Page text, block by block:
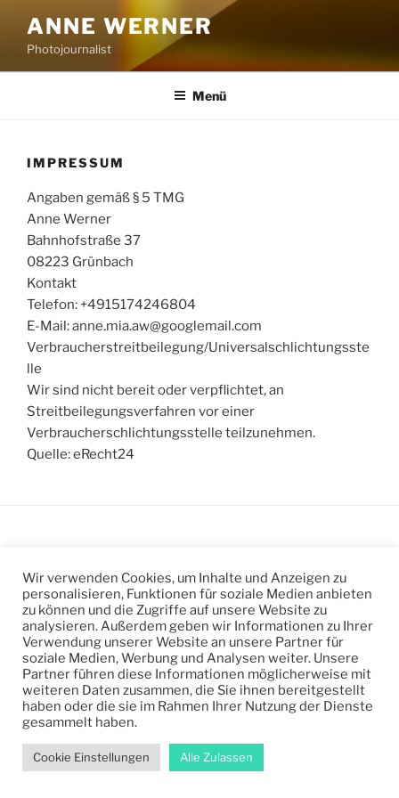
Inhalt
springen
ANNE WERNER
Photojournalist
Menü
IMPRESSUM
Angaben gemäß § 5 TMG
Anne Werner
Bahnhofstraße 37
08223 Grünbach
Kontakt
Telefon: +4915174246804
E-Mail: anne.mia.aw@googlemail.com
Verbraucherstreitbeilegung/Universalschlichtungsste
lle
Wir sind nicht bereit oder verpflichtet, an
Streitbeilegungsverfahren vor einer
Verbraucherschlichtungsstelle teilzunehmen.
Quelle: eRecht24
Impressum
Datenschutzerklärung
Kontakt
Datenschutzerklärung Stolz präsentiert von WordPress
Wir verwenden Cookies, um Inhalte und Anzeigen zu
personalisieren, Funktionen für soziale Medien anbieten
zu können und die Zugriffe auf unsere Website zu
analysieren. Außerdem geben wir Informationen zu Ihrer
Verwendung unserer Website an unsere Partner für
soziale Medien, Werbung und Analysen weiter. Unsere
Partner führen diese Informationen möglicherweise mit
weiteren Daten zusammen, die Sie ihnen bereitgestellt
haben oder die sie im Rahmen Ihrer Nutzung der Dienste
gesammelt haben.
Cookie Einstellungen Alle Zulassen